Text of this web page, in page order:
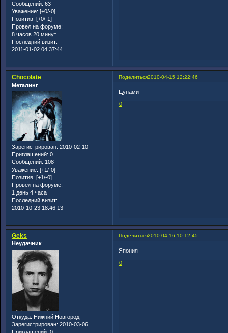
Сообщений: 63
Уважение: [+0/-0]
Позитив: [+0/-1]
Провел на форуме:
8 часов 20 минут
Последний визит:
2011-01-02 04:37:44
Поделиться2010-04-15 12:22:46
Chocolate
Металинг
Зарегистрирован: 2010-02-10
Приглашений: 0
Сообщений: 108
Уважение: [+1/-0]
Позитив: [+1/-0]
Провел на форуме:
1 день 4 часа
Последний визит:
2010-10-23 18:46:13
Цунами
0
Поделиться2010-04-16 10:12:45
Geks
Неудачник
Откуда: Нижний Новгород
Зарегистрирован: 2010-03-06
Приглашений: 0
Япония
0